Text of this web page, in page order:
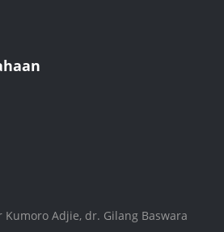
Kumoro Adjie, dr. Gilang Baswara